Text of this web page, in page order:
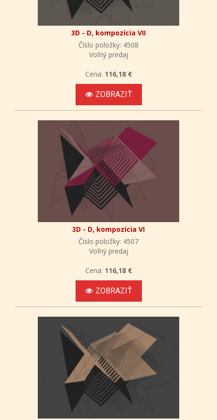
3D - D, kompozícia VII
Číslo položky: 4508
Voľný predaj
Cena: 116,18 €
ZOBRAZIŤ
3D - D, kompozícia VI
Číslo položky: 4507
Voľný predaj
Cena: 116,18 €
ZOBRAZIŤ